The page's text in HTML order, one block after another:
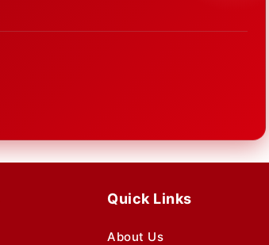
Quick Links
About Us